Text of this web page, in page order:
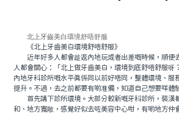
北上牙齒美白環境舒唔舒服
《北上牙齒美白環境舒唔舒服》
近年好多人都會趁返內地玩或者出差嘅時候，順便
人都會關心：「北上做牙齒美白，環境到底舒唔舒服呀
內地牙科診所嘅水平真係同以前好唔同，整體環境、服
提升。不過，去之前都要有啲准備，知道自己想要咩體
首先講下診所環境。大部分較新嘅牙科診所，裝潢
和、地方寬敞，感覺好似去咗美容中心咁，有啲地方仲